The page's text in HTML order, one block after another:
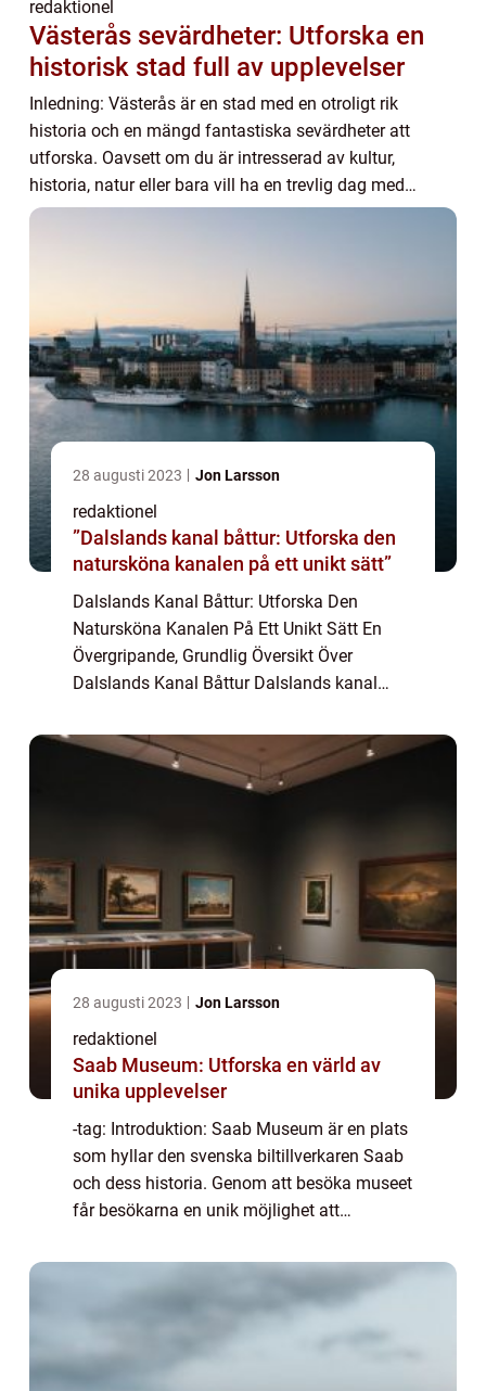
redaktionel
Västerås sevärdheter: Utforska en
historisk stad full av upplevelser
Inledning: Västerås är en stad med en otroligt rik
historia och en mängd fantastiska sevärdheter att
utforska. Oavsett om du är intresserad av kultur,
historia, natur eller bara vill ha en trevlig dag med
familjen, har Västerås något att erbjuda för ...
28 augusti 2023 Jon Larsson
redaktionel
”Dalslands kanal båttur: Utforska den
natursköna kanalen på ett unikt sätt”
Dalslands Kanal Båttur: Utforska Den
Natursköna Kanalen På Ett Unikt Sätt En
Övergripande, Grundlig Översikt Över
Dalslands Kanal Båttur Dalslands kanal
för de som söker äventyr i Sveriges
natursköna landska...
28 augusti 2023 Jon Larsson
redaktionel
Saab Museum: Utforska en värld av
unika upplevelser
-tag: Introduktion: Saab Museum är en plats
som hyllar den svenska biltillverkaren Saab
och dess historia. Genom att besöka museet
får besökarna en unik möjlighet att
bilproducenten och dess kulturella betyde...